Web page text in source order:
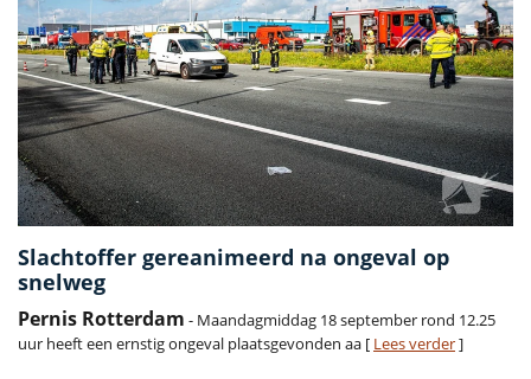
Slachtoffer gereanimeerd na ongeval op
snelweg
Pernis Rotterdam - Maandagmiddag 18 september rond 12.25
uur heeft een ernstig ongeval plaatsgevonden aa [ Lees verder]